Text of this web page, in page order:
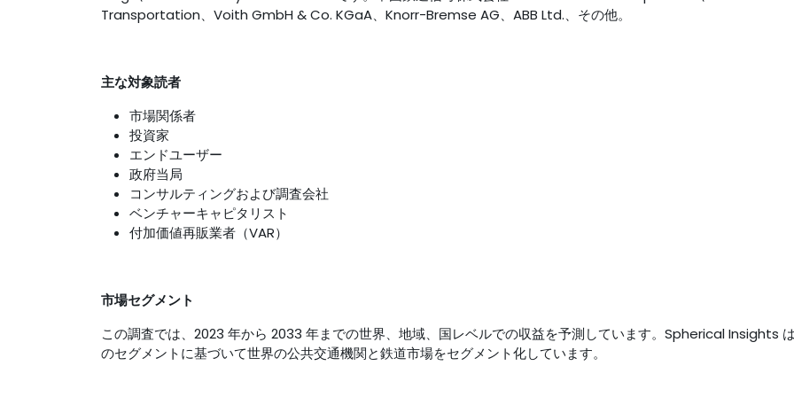
Transportation、Voith GmbH & Co. KGaA、Knorr-Bremse AG、ABB Ltd.、その他。
主な対象読者
市場関係者
投資家
エンドユーザー
政府当局
コンサルティングおよび調査会社
ベンチャーキャピタリスト
付加価値再販業者（VAR）
市場セグメント
この調査では、2023 年から 2033 年までの世界、地域、国レベルでの収益を予測しています。Spherical Insights
のセグメントに基づいて世界の公共交通機関と鉄道市場をセグメント化しています。